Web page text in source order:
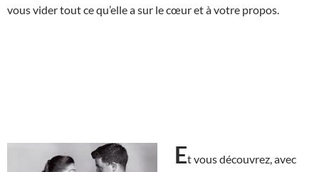
vous vider tout ce qu’elle a sur le cœur et à votre propos.
Et vous découvrez, avec